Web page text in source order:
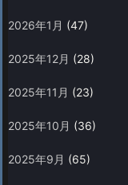
2026年1月 (47)
2025年12月 (28)
2025年11月 (23)
2025年10月 (36)
2025年9月 (65)